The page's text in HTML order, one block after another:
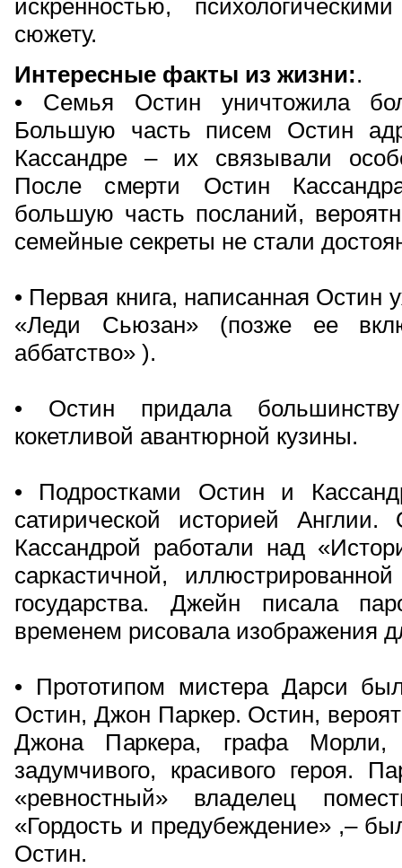
искренностью,
сюжету.
Интересные факты из жизни:.
• Семья Остин уничтожила
Большую часть писем Остин
Кассандре – их связывали
После смерти Остин
большую часть посланий,
семейные секреты не стали
• Первая книга, написанная Остин
«Леди Сьюзан» (позже ее
аббатство» ).
• Остин придала
кокетливой авантюрной кузины.
• Подростками Остин и
сатирической историей
Кассандрой работали над
саркастичной,
государства. Джейн писала
временем рисовала изображения
• Прототипом мистера Дарси
Остин, Джон Паркер. Остин,
Джона Паркера, графа Морли,
задумчивого, красивого героя.
«ревностный» владелец
«Гордость и предубеждение» ,–
Остин.